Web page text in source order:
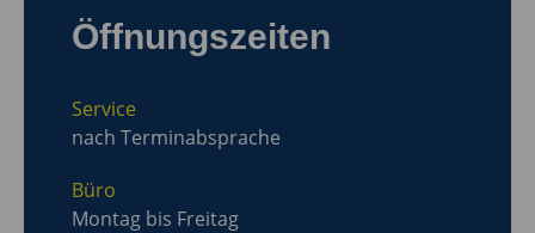
Öffnungszeiten
Service
nach Terminabsprache
Büro
Montag bis Freitag